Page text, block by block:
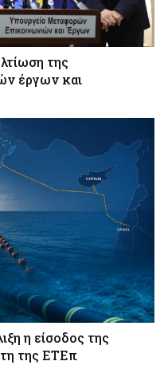
της
έργων και
η είσοδος της
της ΕΤΕπ